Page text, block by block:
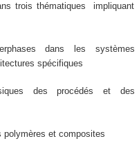
trois thématiques impliquant
dans les systèmes
spécifiques
des procédés et des
polymères et composites